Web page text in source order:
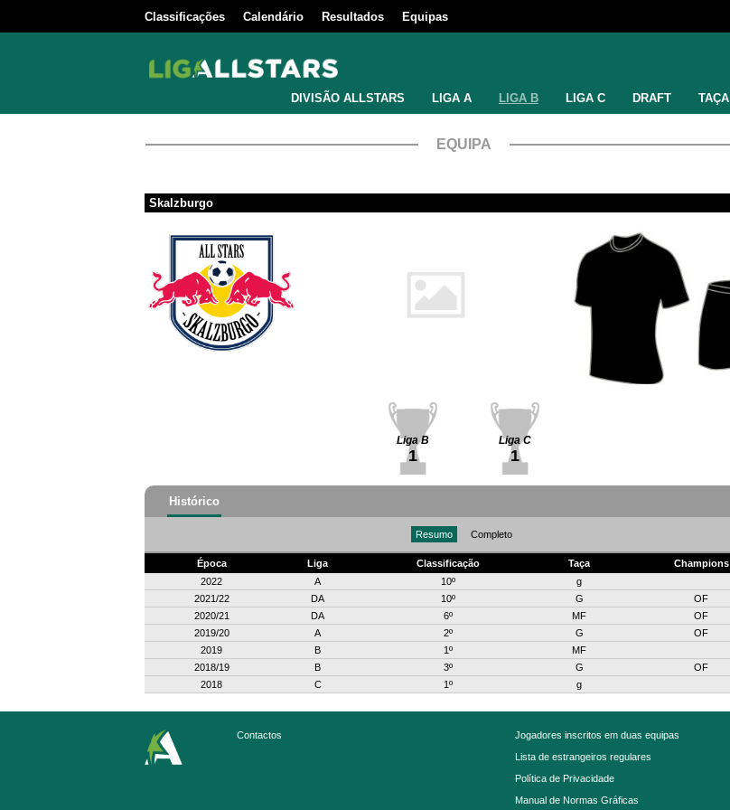
Classificações Calendário Resultados Equipas
DIVISÃO ALLSTARS LIGA A LIGA B LIGA C DRAFT TAÇA
EQUIPA
Skalzburgo
Liga B
1
Liga C
1
Histórico
Resumo Completo
Época Liga Classificação Taça
Champions
2022
A 10º
g
2021/22
DA 10º G
OF
2020/21
DA 6º MF
OF
2019/20
A 2º G
OF
2019
B 1º
MF
2018/19
B 3º G
OF
2018
C 1º g
Contactos
Jogadores inscritos em duas equipas
Lista de estrangeiros regulares
Política de Privacidade
Manual de Normas Gráficas